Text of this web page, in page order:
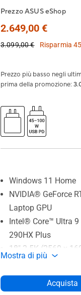
Prezzo ASUS eShop
2.649,00 €
3.099,00 € Risparmia
Prezzo più basso negli
prima della promozione:
Windows 11 Home
NVIDIA® GeForce
Laptop GPU
Intel® Core™ Ultra
290HX Plus
18" 2.5K (2560 x
16:10 300Hz ROG
Display
1TB M.2 NVMe™
Mostra di più
Acquista